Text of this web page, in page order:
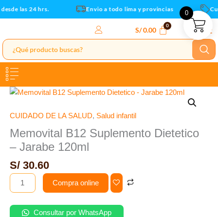
Ir
al
las 24 hrs. Envio a todo lima y provincias
S/0.00
CUIDADO DE LA SALUD, Salud infantil
Memovital B12 Suplemento Dietetico
– Jarabe 120ml
S/ 30.60
Memovital
Suplemento
-
Jarabe
120ml
cantidad
Compra online
Consultar por WhatsApp
0
120ml